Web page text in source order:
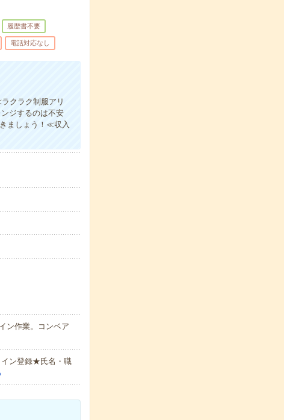
履歴書不要
電話対応なし
クラク制服アリ
ジするのは不安
ましょう！≪収入
ン作業。コンベア
イン登録★氏名・職